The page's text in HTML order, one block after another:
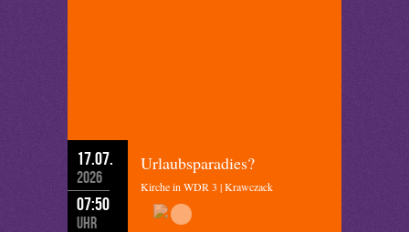
17.07.
2026
07:50
Uhr
Urlaubsparadies?
Kirche in WDR 3 | Krawczack